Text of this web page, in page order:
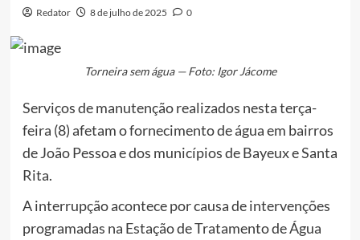
Redator 8 de julho de 2025 0
Torneira sem água — Foto: Igor Jácome
Serviços de manutenção realizados nesta terça-
feira (8) afetam o fornecimento de água em bairros
de João Pessoa e dos municípios de Bayeux e Santa
Rita.
A interrupção acontece por causa de intervenções
programadas na Estação de Tratamento de Água